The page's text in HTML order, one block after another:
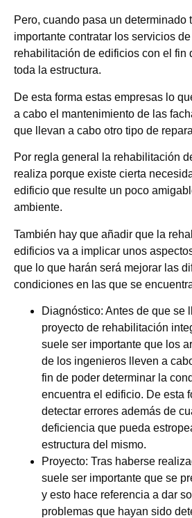
Pero, cuando pasa un determinado
importante contratar los servicios
rehabilitación de edificios con el fin
toda la estructura.
De esta forma estas empresas lo
a cabo el mantenimiento de las
que llevan a cabo otro tipo de
Por regla general la rehabilitación
realiza porque existe cierta
edificio que resulte un poco
ambiente.
También hay que añadir que la
edificios va a implicar unos
que lo que harán será mejorar las
condiciones en las que se
Diagnóstico: Antes de que se
proyecto de rehabilitación
suele ser importante que los
de los ingenieros lleven a
fin de poder determinar la
encuentra el edificio. De esta
detectar errores además de
deficiencia que pueda
estructura del mismo.
Proyecto: Tras haberse
suele ser importante que se
y esto hace referencia a dar
problemas que hayan sido